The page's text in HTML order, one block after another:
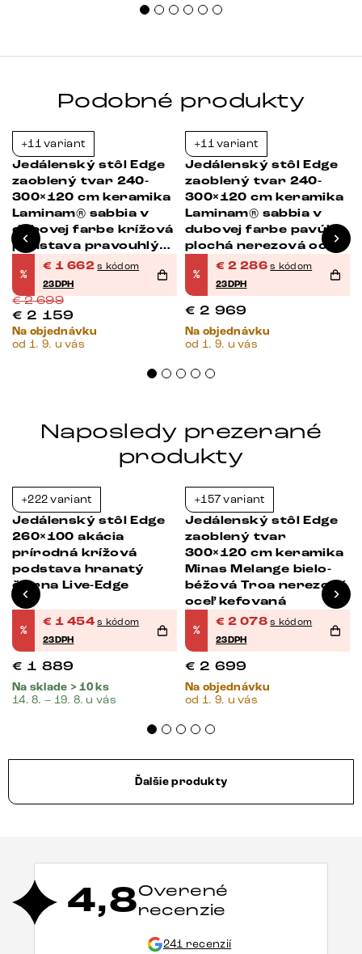
Podobné produkty
+11 variant
Jedálenský stôl Edge
zaoblený tvar 240-
300×120 cm keramika
Laminam® sabbia v
dubovej farbe krížová
podstava pravouhlý
nerezová oceľ grafit
rozkladací
%
€ 1 662 s kódom
23DPH
€2 699
€ 2 159
Na objednávku
od 1. 9. u vás
+11 variant
Jedálenský stôl Edge
zaoblený tvar 240-
300×120 cm keramika
Laminam® sabbia v
dubovej farbe pavúk
plochá nerezová oceľ
rozkladací
%
€ 2 286 s kódom
23DPH
€ 2 969
Na objednávku
od 1. 9. u vás
Naposledy prezerané
produkty
+222 variant
Jedálenský stôl Edge
260×100 akácia
prírodná krížová
podstava hranatý
čierna Live-Edge
%
€ 1 454 s kódom
23DPH
€ 1 889
Na sklade > 10 ks
14. 8. – 19. 8. u vás
+157 variant
Jedálenský stôl Edge
zaoblený tvar
300×120 cm keramika
Minas Melange bielo-
béžová Troa nerezová
oceľ kefovaná
%
€ 2 078 s kódom
23DPH
€ 2 699
Na objednávku
od 1. 9. u vás
Ďalšie produkty
4,8Overené
recenzie
241 recenzií